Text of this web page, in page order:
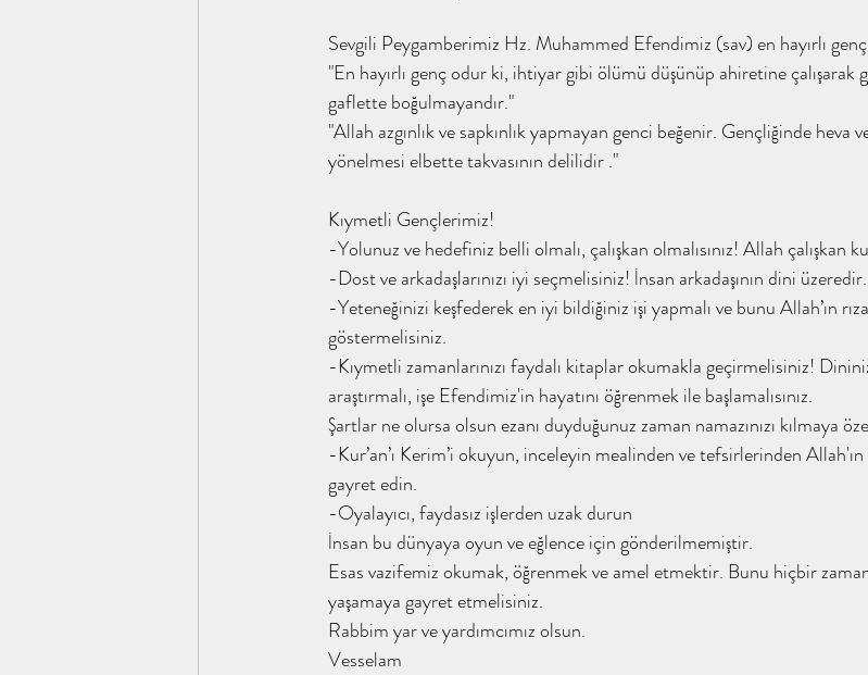
Sevgili Peygamberimiz Hz. Muhammed Efendimiz (sav) en hayırlı
"En hayırlı genç odur ki, ihtiyar gibi ölümü düşünüp ahiretine çalışarak
gaflette boğulmayandır."
"Allah azgınlık ve sapkınlık yapmayan genci beğenir. Gençliğinde heva
yönelmesi elbette takvasının delilidir ."
Kıymetli Gençlerimiz!
-Yolunuz ve hedefiniz belli olmalı, çalışkan olmalısınız! Allah çalışkan
-Dost ve arkadaşlarınızı iyi seçmelisiniz! İnsan arkadaşının dini üzeredir.
-Yeteneğinizi keşfederek en iyi bildiğiniz işi yapmalı ve bunu Allah’ın
göstermelisiniz.
-Kıymetli zamanlarınızı faydalı kitaplar okumakla geçirmelisiniz!
araştırmalı, işe Efendimiz'in hayatını öğrenmek ile başlamalısınız.
Şartlar ne olursa olsun ezanı duyduğunuz zaman namazınızı kılmaya
-Kur’an’ı Kerim’i okuyun, inceleyin mealinden ve tefsirlerinden
gayret edin.
-Oyalayıcı, faydasız işlerden uzak durun
İnsan bu dünyaya oyun ve eğlence için gönderilmemiştir.
Esas vazifemiz okumak, öğrenmek ve amel etmektir. Bunu hiçbir
yaşamaya gayret etmelisiniz.
Rabbim yar ve yardımcımız olsun.
Vesselam